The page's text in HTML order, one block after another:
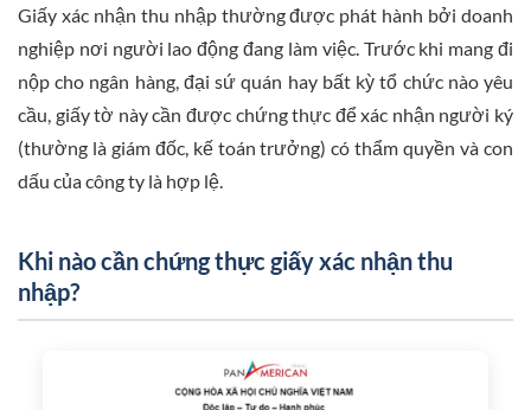
Giấy xác nhận thu nhập thường được phát hành bởi doanh
nghiệp nơi người lao động đang làm việc. Trước khi mang đi
nộp cho ngân hàng, đại sứ quán hay bất kỳ tổ chức nào yêu
cầu, giấy tờ này cần được chứng thực để xác nhận người ký
(thường là giám đốc, kế toán trưởng) có thẩm quyền và con
dấu của công ty là hợp lệ.
Khi nào cần chứng thực giấy xác nhận thu
nhập?